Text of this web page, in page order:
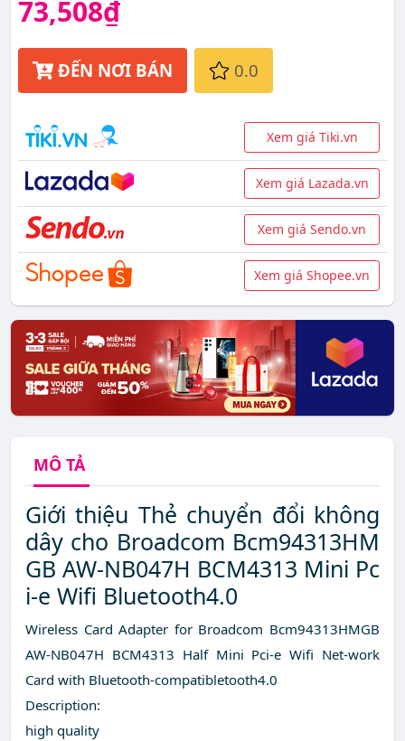
73,508₫
ĐẾN NƠI BÁN 0.0
Xem giá Tiki.vn
Xem giá Lazada.vn
Xem giá Sendo.vn
Xem giá Shopee.vn
MÔ TẢ
Giới thiệu Thẻ chuyển đổi không
dây cho Broadcom Bcm94313HM
GB AW-NB047H BCM4313 Mini Pc
i-e Wifi Bluetooth4.0
Wireless Card Adapter for Broadcom Bcm94313HMGB
AW-NB047H BCM4313 Half Mini Pci-e Wifi Net-work
Card with Bluetooth-compatibletooth4.0
Description:
high quality